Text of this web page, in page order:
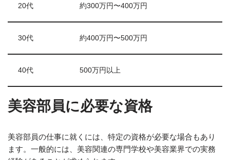
20代 約300万円〜400万円
30代 約400万円〜500万円
40代 500万円以上
美容部員に必要な資格
美容部員の仕事に就くには、特定の資格が必要な場合もあり
ます。一般的には、美容関連の専門学校や美容業界での実務